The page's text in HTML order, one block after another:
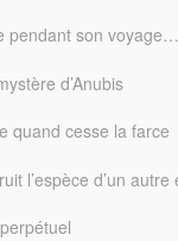
pendant son
d’Anubis
quand cesse la farce
l’espèce d’un autre